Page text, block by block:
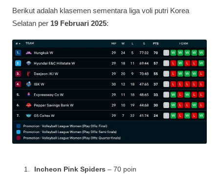
Berikut adalah klasemen sementara liga voli putri Korea
Selatan per 19 Februari 2025:
Incheon Pink Spiders – 70 poin